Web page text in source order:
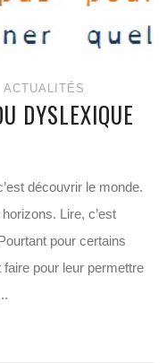
ACTUALITÉS
DYSLEXIQUE
découvrir le monde.
Lire, c’est
pour certains
pour leur permettre